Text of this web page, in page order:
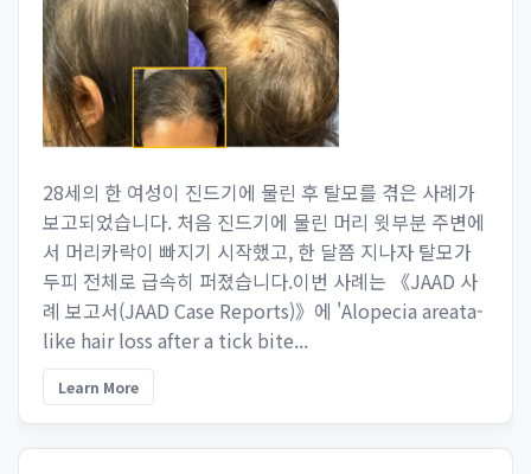
28세의 한 여성이 진드기에 물린 후 탈모를 겪은 사례가
보고되었습니다. 처음 진드기에 물린 머리 윗부분 주변에
서 머리카락이 빠지기 시작했고, 한 달쯤 지나자 탈모가
두피 전체로 급속히 퍼졌습니다.이번 사례는 《JAAD 사
례 보고서(JAAD Case Reports)》에 'Alopecia areata-
like hair loss after a tick bite...
Learn More